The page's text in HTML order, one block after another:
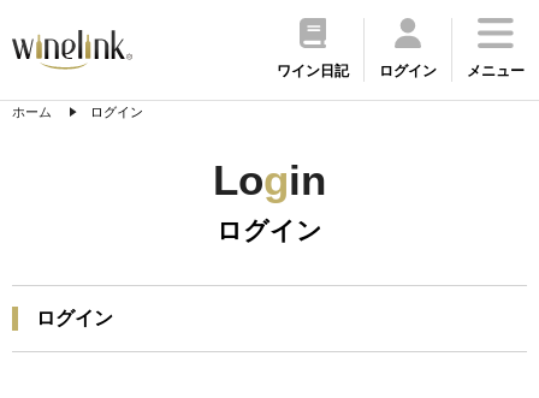
ワイン日記 ログイン メニュー
ホーム ログイン
Login
ログイン
ログイン